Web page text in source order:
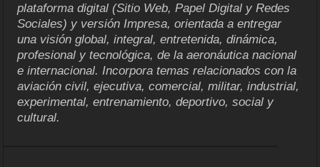
plataforma digital (Sitio Web, Papel Digital y Redes
Sociales) y versión Impresa, orientada a entregar
una visión global, integral, entretenida, dinámica,
profesional y tecnológica, de la aeronáutica nacional
e internacional. Incorpora temas relacionados con la
aviación civil, ejecutiva, comercial, militar, industrial,
experimental, entrenamiento, deportivo, social y
cultural.